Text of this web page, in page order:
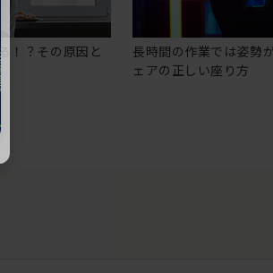
！？その原因と
長時間の作業では姿勢
ェアの正しい座り方